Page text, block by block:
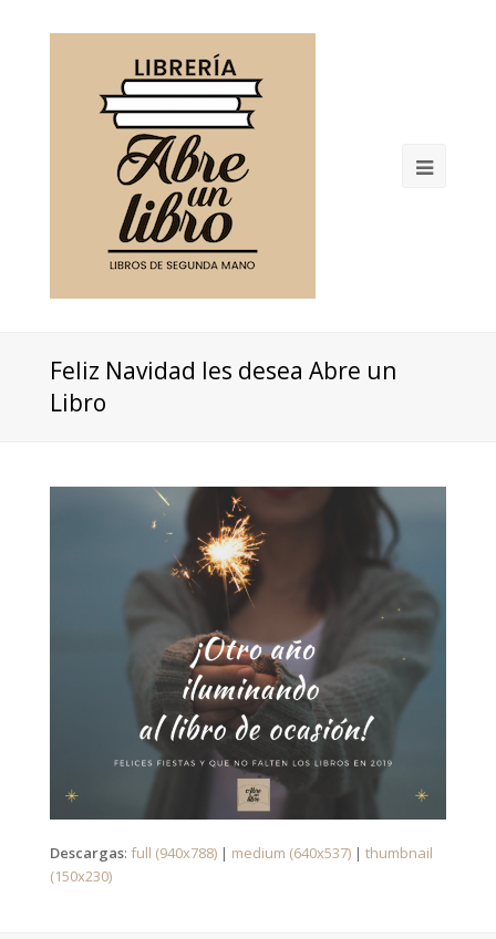
Open
Feliz Navidad les desea Abre un
Libro
Descargas: full (940x788)| medium (640x537)| thumbnail
(150x230)